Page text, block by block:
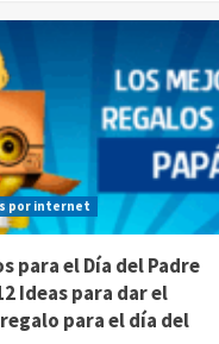
por internet
para el Día del Padre
Ideas para dar el
para el día del